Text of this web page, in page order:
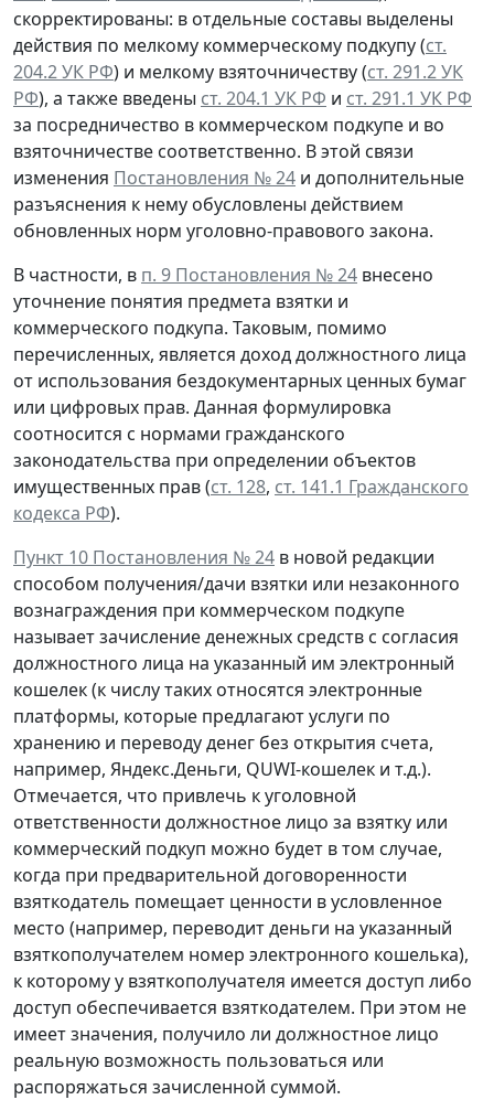
скорректированы: в отдельные составы выделены
действия по мелкому коммерческому подкупу (ст.
204.2 УК РФ) и мелкому взяточничеству (ст. 291.2 УК
РФ), а также введены ст. 204.1 УК РФ и ст. 291.1 УК РФ
за посредничество в коммерческом подкупе и во
взяточничестве соответственно. В этой связи
изменения Постановления № 24 и дополнительные
разъяснения к нему обусловлены действием
обновленных норм уголовно-правового закона.
В частности, в п. 9 Постановления № 24 внесено
уточнение понятия предмета взятки и
коммерческого подкупа. Таковым, помимо
перечисленных, является доход должностного лица
от использования бездокументарных ценных бумаг
или цифровых прав. Данная формулировка
соотносится с нормами гражданского
законодательства при определении объектов
имущественных прав (ст. 128, ст. 141.1 Гражданского
кодекса РФ).
Пункт 10 Постановления № 24 в новой редакции
способом получения/дачи взятки или незаконного
вознаграждения при коммерческом подкупе
называет зачисление денежных средств с согласия
должностного лица на указанный им электронный
кошелек (к числу таких относятся электронные
платформы, которые предлагают услуги по
хранению и переводу денег без открытия счета,
например, Яндекс.Деньги, QUWI-кошелек и т.д.).
Отмечается, что привлечь к уголовной
ответственности должностное лицо за взятку или
коммерческий подкуп можно будет в том случае,
когда при предварительной договоренности
взяткодатель помещает ценности в условленное
место (например, переводит деньги на указанный
взяткополучателем номер электронного кошелька),
к которому у взяткополучателя имеется доступ либо
доступ обеспечивается взяткодателем. При этом не
имеет значения, получило ли должностное лицо
реальную возможность пользоваться или
распоряжаться зачисленной суммой.